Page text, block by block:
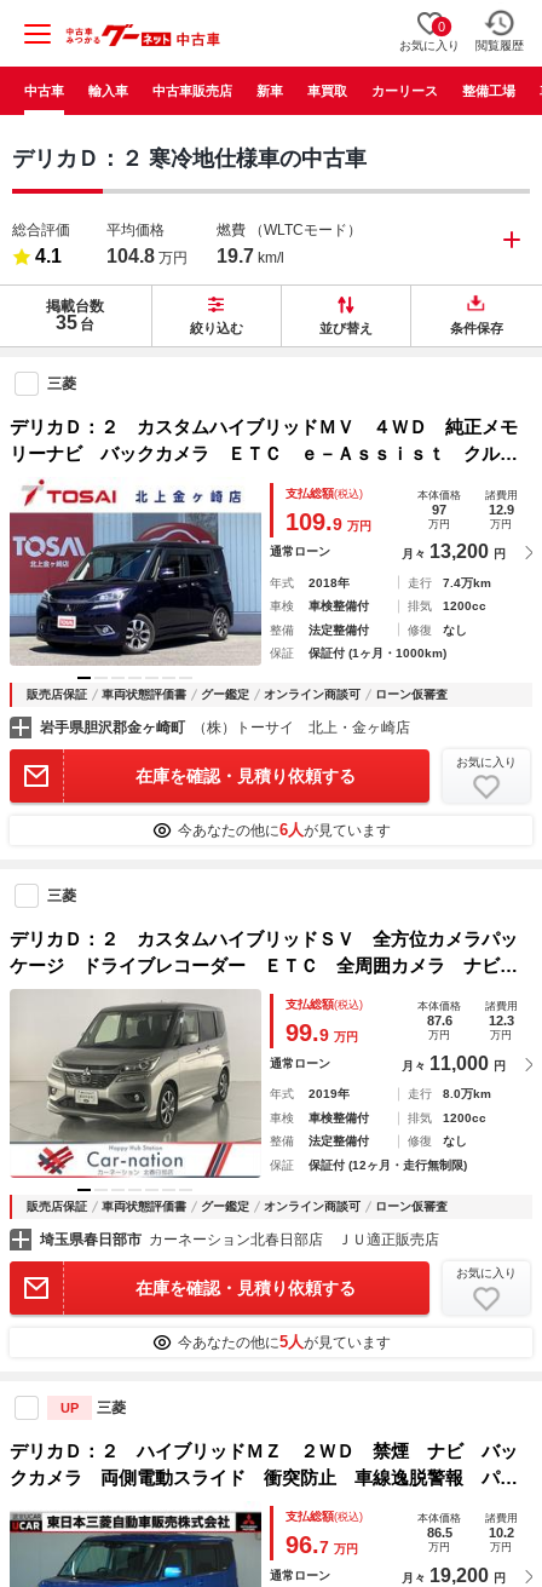
0
お気に入り 閲覧履歴
中古車 輸入車 中古車販売店 新車 車買取 カーリース 整備工場
デリカＤ：２ 寒冷地仕様車の中古車
総合評価
4.1
平均価格
104.8 万円
燃費 （WLTCモード）
19.7 km/l
掲載台数
35 台 絞り込む 並び替え 条件保存
三菱
デリカＤ：２ カスタムハイブリッドＭＶ ４ＷＤ 純正メモ
リーナビ バックカメラ ＥＴＣ ｅ－Ａｓｓｉｓｔ クルー
ズコントロール 両側パワースライドドア ＬＥＤオートライ
ト フォグランプ ナノイー付オートエアコン 前席シートヒ
ーター
支払総額(税込)
109.9 万円
本体価格
97
万円
諸費用
12.9
万円
通常ローン 月々 13,200 円
年式 2018年 走行
7.4万km
車検
車検整備付 排気
1200cc
整備
法定整備付 修復
なし
保証
保証付 (1ヶ月・1000km)
販売店保証 車両状態評価書 グー鑑定 オンライン商談可 ローン仮審査
岩手県胆沢郡金ヶ崎町 （株）トーサイ 北上・金ヶ崎店
在庫を確認・見積り依頼する
お気に入り
今あなたの他に6人が見ています
三菱
デリカＤ：２ カスタムハイブリッドＳＶ 全方位カメラパッ
ケージ ドライブレコーダー ＥＴＣ 全周囲カメラ ナビ
ＴＶ 両側電動スライドドア クリアランスソナー オートク
ルーズコントロール レーンアシスト 衝突被害軽減システ
ム アルミホイール オートライト
支払総額(税込)
99.9 万円
本体価格
87.6
万円
諸費用
12.3
万円
通常ローン 月々 11,000 円
年式 2019年 走行
8.0万km
車検
車検整備付 排気
1200cc
整備
法定整備付 修復
なし
保証
保証付 (12ヶ月・走行無制限)
販売店保証 車両状態評価書 グー鑑定 オンライン商談可 ローン仮審査
埼玉県春日部市 カーネーション北春日部店 ＪＵ適正販売店
在庫を確認・見積り依頼する
お気に入り
今あなたの他に5人が見ています
UP 三菱
デリカＤ：２ ハイブリッドＭＺ ２ＷＤ 禁煙 ナビ バッ
クカメラ 両側電動スライド 衝突防止 車線逸脱警報 パー
キングセンサー フォグランプ 車両状態評価４．５点 ＣＤ
ＤＶＤ Ｂｌｕｅｔｏｏｔｈ ＴＶ シートヒータ スマート
キー２個
支払総額(税込)
96.7 万円
本体価格
86.5
万円
諸費用
10.2
万円
通常ローン 月々 19,200 円